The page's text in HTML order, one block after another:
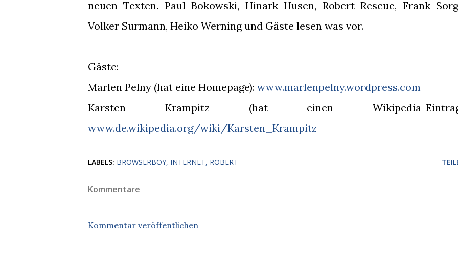
neuen Texten. Paul Bokowski, Hinark Husen, Robert Rescue, Frank
Volker Surmann, Heiko Werning und Gäste lesen was vor.
Gäste:
Marlen Pelny (hat eine Homepage): www.marlenpelny.wordpress.com
Karsten Krampitz (hat einen Wikipedia-
www.de.wikipedia.org/wiki/Karsten_Krampitz
LABELS: BROWSERBOY INTERNET ROBERT
Kommentare
Kommentar veröffentlichen